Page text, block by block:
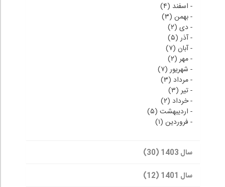
- اسفند (۴)
-بهمن (۳)
-دی (۲)
-آذر (۵)
-آبان (۷)
-مهر (۲)
- شهریور (۷)
-مرداد (۳)
-تیر (۳)
-خرداد (۲)
- اردیبهشت (۵)
- فروردین (۱)
سال 1403 (30)
سال 1401 (12)